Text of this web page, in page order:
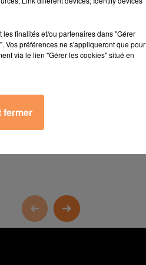
févirer de 11h à
à 17h
finalités et/ou partenaires dans "Gérer
Vos préférences ne s'appliqueront que pour
via le lien "Gérer les cookies" situé en
fermer